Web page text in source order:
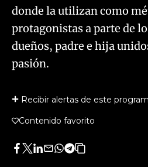
donde la utilizan como
protagonistas a parte de
dueños, padre e hija
pasión.
Recibir alertas de este
Contenido favorito
Facebook
Twitter
LinkedIn
Enviar
Whatsapp
Telegram
Copiar